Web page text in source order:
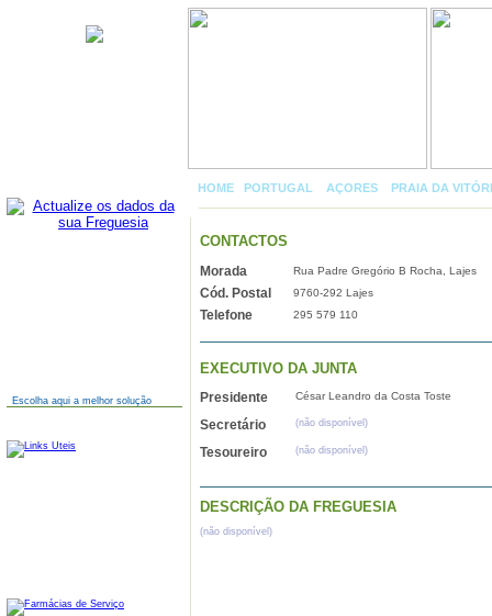
Escolha aqui a melhor solução
HOME PORTUGAL AÇORES PRAIA DA
CONTACTOS
Morada Rua Padre Gregório B Rocha, Lajes
Cód. Postal 9760-292 Lajes
Telefone 295 579 110
EXECUTIVO DA JUNTA
Presidente César Leandro da Costa Toste
Secretário (não disponível)
Tesoureiro (não disponível)
DESCRIÇÃO DA FREGUESIA
(não disponível)